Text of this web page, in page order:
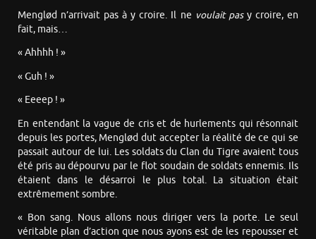
Menglød n’arrivait pas à y croire. Il ne voulait pas y croire, en
fait, mais…
« Ahhhh ! »
« Guh ! »
« Eeeep ! »
En entendant la vague de cris et de hurlements qui résonnait
depuis les portes, Menglød dut accepter la réalité de ce qui se
passait autour de lui. Les soldats du Clan du Tigre avaient tous
été pris au dépourvu par le flot soudain de soldats ennemis. Ils
étaient dans le désarroi le plus total. La situation était
extrêmement sombre.
« Bon sang. Nous allons nous diriger vers la porte. Le seul
véritable plan d’action que nous ayons est de les repousser et